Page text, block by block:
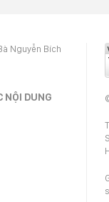
Nguyễn Bích
NỘI DUNG